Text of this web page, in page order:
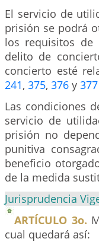
El servicio de
prisión se podrá
los requisitos de
delito de
concierto esté
241, 375, 376 y 377
Las condiciones
servicio de
prisión no
punitiva
beneficio
de la medida
Jurisprudencia
ARTÍCULO 3o.
cual quedará así: